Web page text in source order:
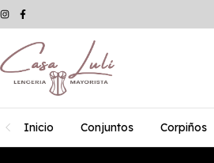
Inicio Conjuntos Corpiños